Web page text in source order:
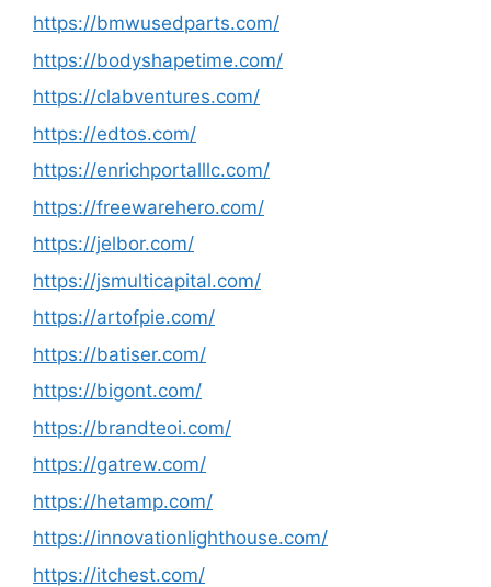
https://bmwusedparts.com/
https://bodyshapetime.com/
https://clabventures.com/
https://edtos.com/
https://enrichportalllc.com/
https://freewarehero.com/
https://jelbor.com/
https://jsmulticapital.com/
https://artofpie.com/
https://batiser.com/
https://bigont.com/
https://brandteoi.com/
https://gatrew.com/
https://hetamp.com/
https://innovationlighthouse.com/
https://itchest.com/